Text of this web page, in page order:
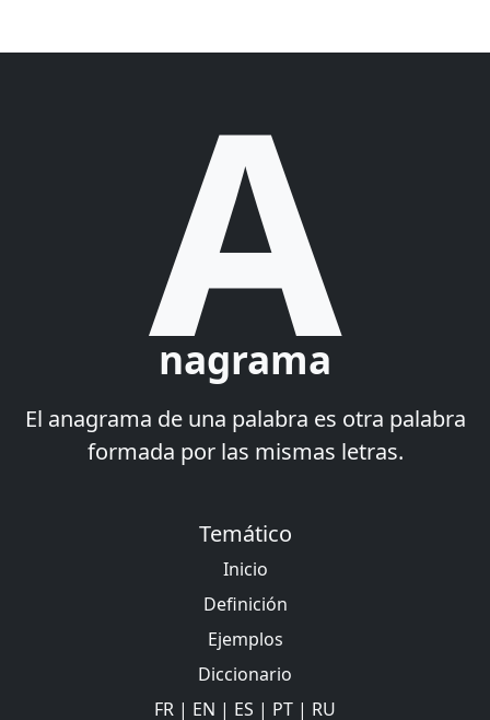
A
nagrama
El anagrama de una palabra es otra palabra
formada por las mismas letras.
Temático
Inicio
Definición
Ejemplos
Diccionario
FR | EN | ES | PT | RU